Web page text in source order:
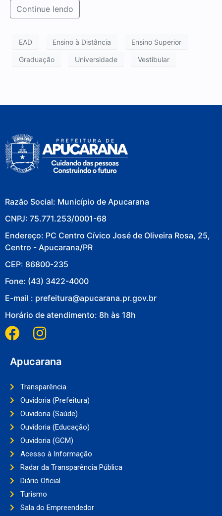
Continue lendo
EAD Ensino à Distância Ensino Superior
Graduação Universidade Vestibular
Razão Social: Município de Apucarana
CNPJ: 75.771.253/0001-68
Endereço: PC Centro Cívico José de Oliveira Rosa, 25,
Centro - Apucarana/PR
CEP: 86800-235
Fone: (43) 3422-4000
E-mail : prefeitura@apucarana.pr.gov.br
Horário de atendimento: 8h às 18h
Apucarana
Transparência
Ouvidoria (Prefeitura)
Ouvidoria (Saúde)
Ouvidoria (Educação)
Ouvidoria (GCM)
Acesso à Informação
Radar da Transparência Pública
Diário Oficial
Turismo
Sala do Empreendedor